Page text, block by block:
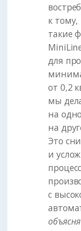
к
такие
для
от 0,2
мы
на
на
Это
и
с